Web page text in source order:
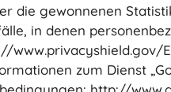
die gewonnenen
in denen
www.privacyshield.gov/
zum Dienst